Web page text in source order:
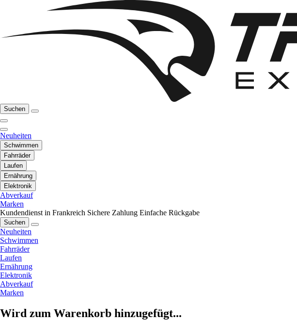
Suchen
Neuheiten
Schwimmen
Fahrräder
Laufen
Ernährung
Elektronik
Abverkauf
Marken
Kundendienst in Frankreich Sichere Zahlung Einfache Rückgabe
Suchen
Neuheiten
Schwimmen
Fahrräder
Laufen
Ernährung
Elektronik
Abverkauf
Marken
Wird zum Warenkorb hinzugefügt...